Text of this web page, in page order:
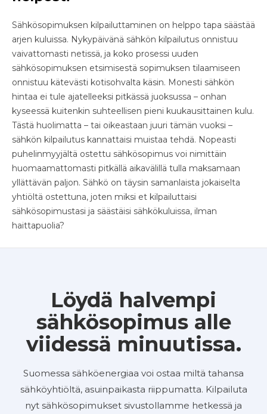
Sähkösopimuksen kilpailuttaminen on helppo tapa säästää
arjen kuluissa. Nykypäivänä sähkön kilpailutus onnistuu
vaivattomasti netissä, ja koko prosessi uuden
sähkösopimuksen etsimisestä sopimuksen tilaamiseen
onnistuu kätevästi kotisohvalta käsin. Monesti sähkön
hintaa ei tule ajatelleeksi pitkässä juoksussa – onhan
kyseessä kuitenkin suhteellisen pieni kuukausittainen kulu.
Tästä huolimatta – tai oikeastaan juuri tämän vuoksi –
sähkön kilpailutus kannattaisi muistaa tehdä. Nopeasti
puhelinmyyjältä ostettu sähkösopimus voi nimittäin
huomaamattomasti pitkällä aikavälillä tulla maksamaan
yllättävän paljon. Sähkö on täysin samanlaista jokaiselta
yhtiöltä ostettuna, joten miksi et kilpailuttaisi
sähkösopimustasi ja säästäisi sähkökuluissa, ilman
haittapuolia?
Löydä halvempi
sähkösopimus alle
viidessä minuutissa.
Suomessa sähköenergiaa voi ostaa miltä tahansa
sähköyhtiöltä, asuinpaikasta riippumatta. Kilpailuta
nyt sähkösopimukset sivustollamme hetkessä ja